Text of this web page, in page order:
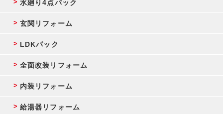
水廻り4点パック
玄関リフォーム
LDKパック
全面改装リフォーム
内装リフォーム
給湯器リフォーム